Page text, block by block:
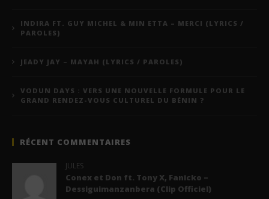
INDIRA FT. GUY MICHEL & MIN ETTA – MERCI (LYRICS /
PAROLES)
JEADY JAY – MAYAH (LYRICS / PAROLES)
VODUN DAYS : VERS UNE NOUVELLE FORMULE POUR LE
GRAND RENDEZ-VOUS CULTUREL DU BÉNIN ?
RÉCENT COMMENTAIRES
JULES
Conex et Don ft. Tony X, Fanicko –
Dessiguimanzanbera (Clip Officiel)